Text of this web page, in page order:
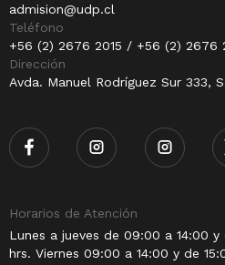
admision@udp.cl
Teléfono
+56 (2) 2676 2015 / +56 (2) 2676
Dirección
Avda. Manuel Rodríguez Sur 333,
Horarios de Atención
Lunes a jueves de 09:00 a 14:00 y
hrs. Viernes 09:00 a 14:00 y de